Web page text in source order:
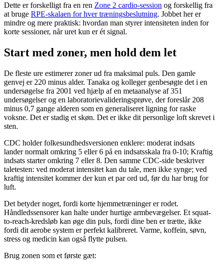
Dette er forskelligt fra en ren Zone 2 cardio-session og forskellig fra
at bruge RPE-skalaen for hver træningsbeslutning. Jobbet her er
mindre og mere praktisk: hvordan man styrer intensiteten inden for
korte sessioner, når uret kun er ét signal.
Start med zoner, men hold dem let
De fleste ure estimerer zoner ud fra maksimal puls. Den gamle
genvej er 220 minus alder. Tanaka og kolleger genbesøgte det i en
undersøgelse fra 2001 ved hjælp af en metaanalyse af 351
undersøgelser og en laboratorievalideringsprøve, der foreslår 208
minus 0,7 gange alderen som en generaliseret ligning for raske
voksne. Det er stadig et skøn. Det er ikke dit personlige loft skrevet i
sten.
CDC holder folkesundhedsversionen enklere: moderat indsats
lander normalt omkring 5 eller 6 på en indsatsskala fra 0-10; Kraftig
indsats starter omkring 7 eller 8. Den samme CDC-side beskriver
taletesten: ved moderat intensitet kan du tale, men ikke synge; ved
kraftig intensitet kommer der kun et par ord ud, før du har brug for
luft.
Det betyder noget, fordi korte hjemmetræninger er rodet.
Håndledssensorer kan halte under hurtige armbevægelser. Et squat-
to-reach-kredsløb kan øge din puls, fordi dine ben er trætte, ikke
fordi dit aerobe system er perfekt kalibreret. Varme, koffein, søvn,
stress og medicin kan også flytte pulsen.
Brug zonen som et første gæt: